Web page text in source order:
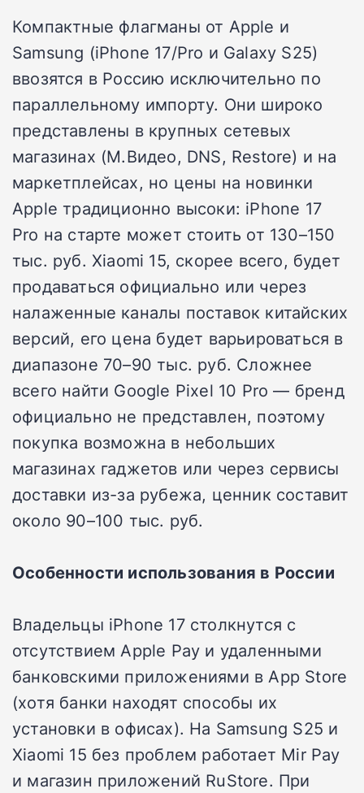
Компактные флагманы от Apple и
Samsung (iPhone 17/Pro и Galaxy S25)
ввозятся в Россию исключительно по
параллельному импорту. Они широко
представлены в крупных сетевых
магазинах (М.Видео, DNS, Restore) и на
маркетплейсах, но цены на новинки
Apple традиционно высоки: iPhone 17
Pro на старте может стоить от 130–150
тыс. руб. Xiaomi 15, скорее всего, будет
продаваться официально или через
налаженные каналы поставок китайских
версий, его цена будет варьироваться в
диапазоне 70–90 тыс. руб. Сложнее
всего найти Google Pixel 10 Pro — бренд
официально не представлен, поэтому
покупка возможна в небольших
магазинах гаджетов или через сервисы
доставки из-за рубежа, ценник составит
около 90–100 тыс. руб.
Особенности использования в России
Владельцы iPhone 17 столкнутся с
отсутствием Apple Pay и удаленными
банковскими приложениями в App Store
(хотя банки находят способы их
установки в офисах). На Samsung S25 и
Xiaomi 15 без проблем работает Mir Pay
и магазин приложений RuStore. При